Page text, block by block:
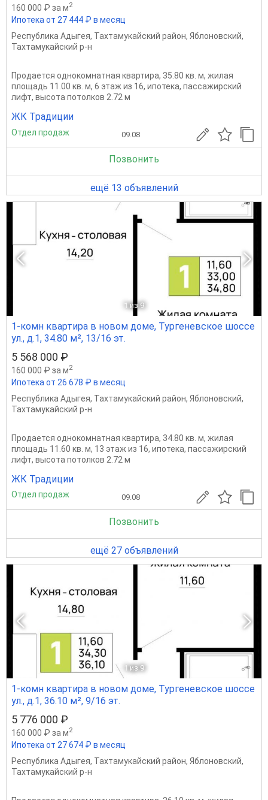
160 000 ₽ за м2
Ипотека от 27 444 ₽ в месяц
Республика Адыгея, Тахтамукайский район, Яблоновский,
Тахтамукайский р-н
Продается однокомнатная квартира, 35.80 кв. м, жилая
площадь 11.00 кв. м, 6 этаж из 16, ипотека, пассажирский
лифт, высота потолков 2.72 м
ЖК Традиции
Отдел продаж 09.08
Позвонить
ещё 13 объявлений
1 из 9
1-комн квартира в новом доме, Тургеневское шоссе
ул., д.1, 34.80 м², 13/16 эт.
5 568 000 ₽
160 000 ₽ за м2
Ипотека от 26 678 ₽ в месяц
Республика Адыгея, Тахтамукайский район, Яблоновский,
Тахтамукайский р-н
Продается однокомнатная квартира, 34.80 кв. м, жилая
площадь 11.60 кв. м, 13 этаж из 16, ипотека, пассажирский
лифт, высота потолков 2.72 м
ЖК Традиции
Отдел продаж 09.08
Позвонить
ещё 27 объявлений
1 из 9
1-комн квартира в новом доме, Тургеневское шоссе
ул., д.1, 36.10 м², 9/16 эт.
5 776 000 ₽
160 000 ₽ за м2
Ипотека от 27 674 ₽ в месяц
Республика Адыгея, Тахтамукайский район, Яблоновский,
Тахтамукайский р-н